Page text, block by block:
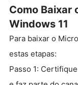
Como Baixar
Windows 11
Para baixar o
estas etapas:
Passo 1: